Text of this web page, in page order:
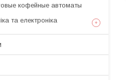
кофейные автоматы
та електроніка